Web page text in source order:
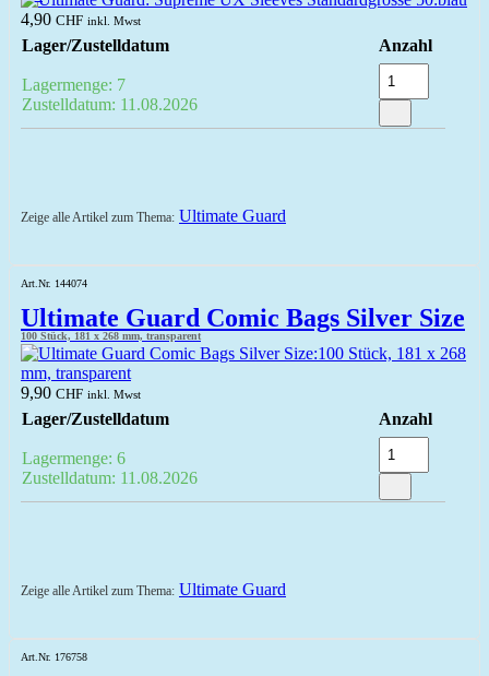
4,90 CHF inkl. Mwst
Lager/Zustelldatum Anzahl
Lagermenge: 7
Zustelldatum: 11.08.2026
Zeige alle Artikel zum Thema: Ultimate Guard
Art.Nr. 144074
Ultimate Guard Comic Bags Silver Size
100 Stück, 181 x 268 mm, transparent
9,90 CHF inkl. Mwst
Lager/Zustelldatum Anzahl
Lagermenge: 6
Zustelldatum: 11.08.2026
Zeige alle Artikel zum Thema: Ultimate Guard
Art.Nr. 176758